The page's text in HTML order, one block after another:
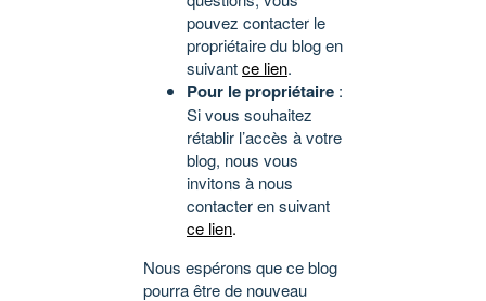
pouvez contacter le
propriétaire du blog en
suivantce lien.
Pour le propriétaire :
Si vous souhaitez
rétablir l’accès à votre
blog, nous vous
invitons à nous
contacter en suivant
ce lien.
Nous espérons que ce blog
pourra être de nouveau